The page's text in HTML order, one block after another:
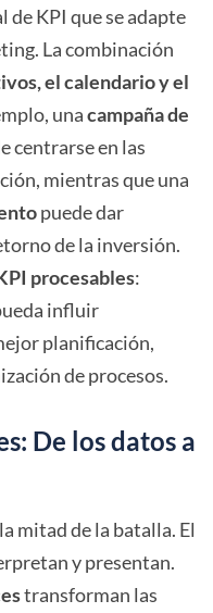
KPI que se adapte
La combinación
el calendario y el
unacampaña de
centrarse en las
mientras que una
puede dar
de la inversión.
procesables:
influir
planificación,
de procesos.
De los datos a
mitad de la batalla. El
y presentan.
transforman las